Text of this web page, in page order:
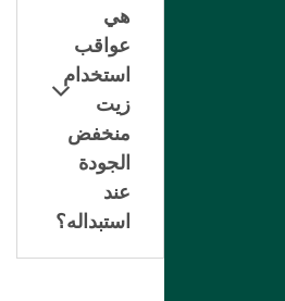
هي
عواقب
استخدام
زيت
منخفض
الجودة
عند
استبداله؟